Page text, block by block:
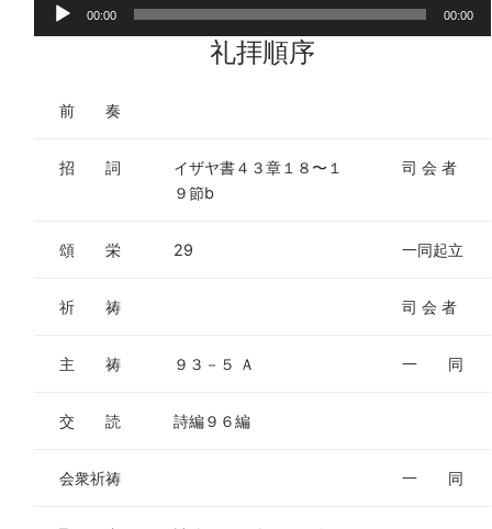
声
00:00 00:00
礼拝順序
前 奏
招 詞
イザヤ書４３章１８〜１
９節b
司 会 者
頌 栄 29 一同起立
祈 祷 司 会 者
主 祷 ９３－５ Ａ 一 同
交 読 詩編９６編
会衆祈祷 一 同